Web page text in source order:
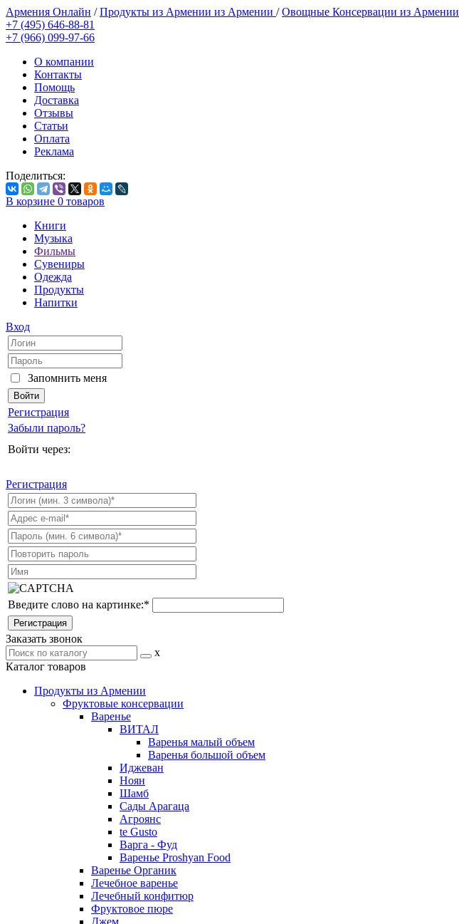
Армения Онлайн /Продукты из Армении из Армении /Овощные Консервации из Армении
+7 (495) 646-88-81
+7 (966) 099-97-66
О компании
Контакты
Помощь
Доставка
Отзывы
Статьи
Оплата
Реклама
Поделиться:
В корзине 0 товаров
Книги
Музыка
Фильмы
Сувениры
Одежда
Продукты
Напитки
Вход
Запомнить меня
Регистрация
Забыли пароль?
Войти через:
Регистрация
Введите слово на картинке:*
Заказать звонок
x
Каталог товаров
Продукты из Армении
Фруктовые консервации
Варенье
ВИТАЛ
Варенья малый объем
Варенья большой объем
Иджеван
Ноян
Шамб
Сады Арагаца
Агроянс
te Gusto
Варга - Фуд
Варенье Proshyan Food
Варенье Органик
Лечебное варенье
Лечебный конфитюр
Фруктовое пюре
Джем